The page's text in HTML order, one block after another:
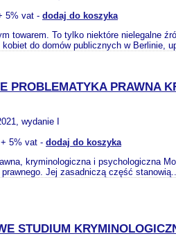
5% vat - dodaj do koszyka
towarem. To tylko niektóre nielegalne
do domów publicznych w Berlinie,
PROBLEMATYKA PRAWNA
wydanie I
+ 5% vat - dodaj do koszyka
kryminologiczna i psychologiczna
Jej zasadniczą część
STUDIUM